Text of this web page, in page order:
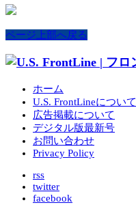
ページ上部へ戻る
ホーム
U.S. FrontLineについて
広告掲載について
デジタル版最新号
お問い合わせ
Privacy Policy
rss
twitter
facebook